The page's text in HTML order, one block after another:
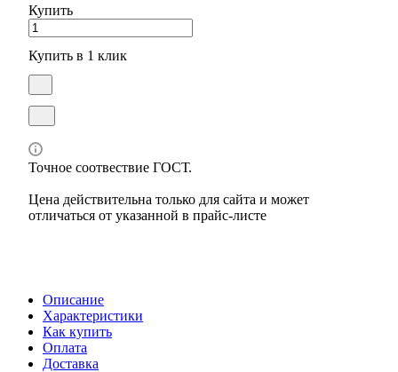
Купить
Купить в 1 клик
Точное соотвествие ГОСТ.
Цена действительна только для сайта и может
отличаться от указанной в прайс-листе
Описание
Характеристики
Как купить
Оплата
Доставка